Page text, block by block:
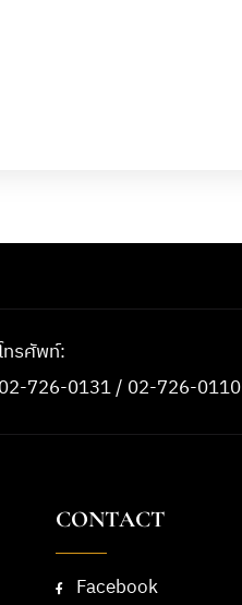
ทรศัพท์:
726-0131 / 02-726-0110
CONTACT
Facebook